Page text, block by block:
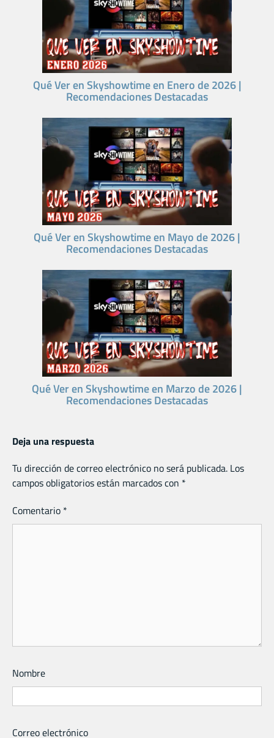
Qué Ver en Skyshowtime en Enero de 2026 |
Recomendaciones Destacadas
Qué Ver en Skyshowtime en Mayo de 2026 |
Recomendaciones Destacadas
Qué Ver en Skyshowtime en Marzo de 2026 |
Recomendaciones Destacadas
Deja una respuesta
Tu dirección de correo electrónico no será publicada. Los
campos obligatorios están marcados con *
Comentario *
Nombre
Correo electrónico